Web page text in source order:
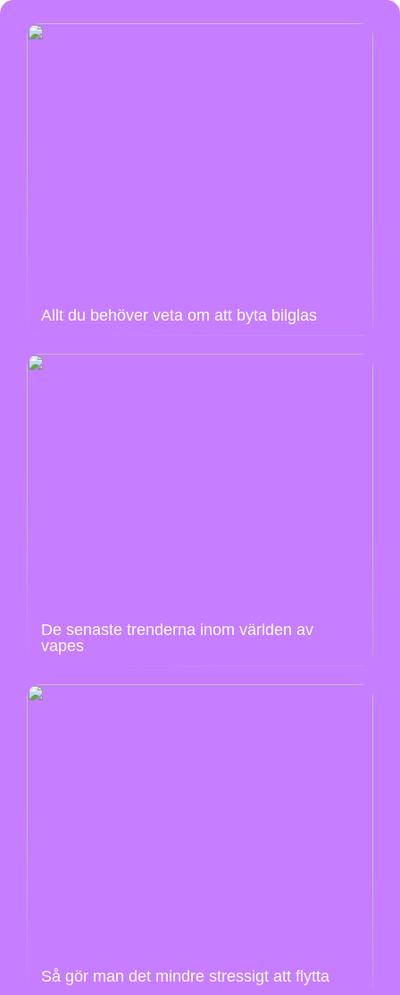
Allt du behöver veta om att byta bilglas
De senaste trenderna inom världen av
vapes
Så gör man det mindre stressigt att flytta